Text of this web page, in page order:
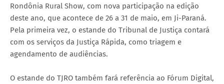
Rondônia Rural Show, com nova participação na edição
deste ano, que acontece de 26 a 31 de maio, em Ji-Paraná.
Pela primeira vez, o estande do Tribunal de Justiça contará
com os serviços da Justiça Rápida, como triagem e
agendamento de audiências.
O estande do TJRO também fará referência ao Fórum Digital,